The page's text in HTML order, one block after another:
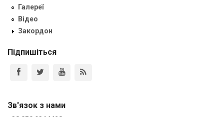
Галереї
Відео
Закордон
Підпишіться
Зв'язок з нами